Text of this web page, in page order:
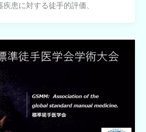
患に対する徒手的評価、